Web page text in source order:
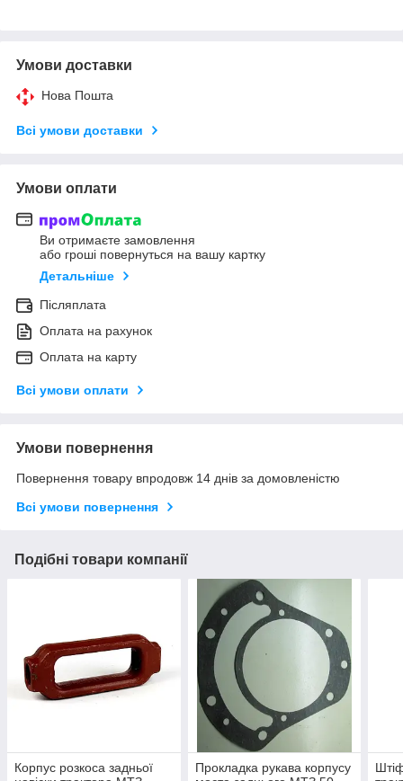
Умови доставки
Нова Пошта
Всі умови доставки
Умови оплати
Ви отримаєте замовлення
або гроші повернуться на вашу картку
Детальніше
Післяплата
Оплата на рахунок
Оплата на карту
Всі умови оплати
Умови повернення
Повернення товару впродовж 14 днів за домовленістю
Всі умови повернення
Подібні товари компанії
Корпус розкоса задньої
Прокладка рукава корпусу